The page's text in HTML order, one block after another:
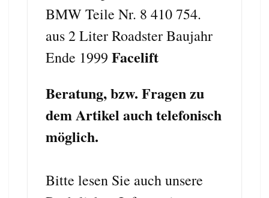
BMW Teile Nr. 8 410 754.
aus 2 Liter Roadster Baujahr
Ende 1999 Facelift
Beratung, bzw. Fragen zu
dem Artikel auch telefonisch
möglich.
Bitte lesen Sie auch unsere